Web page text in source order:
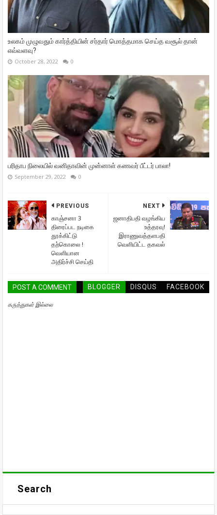
உலகம் முழுவதும் கார்த்தியின் சர்தார் மொத்தமாக செய்த வசூல் தான்
எவ்வளவு?
October 28, 2022 0
பரிதாப நிலையில் வனிதாவின் முன்னாள் கணவர் பீட்டர் பாலா!
September 29, 2022 0
NEXT
ஜனாதிபதி வழங்கிய
உத்தரவு!
இராணுவத்தளபதி
வெளியிட்ட தகவல்
PREVIOUS
காஞ்சனா 3
திரைப்பட நடிகை
தூக்கிட்டு
தற்கொலை !
வெளியான
அதிர்ச்சி செய்தி
POST A COMMENT BLOGGER DISQUS FACEBOOK
கருத்துகள் இல்லை
Search